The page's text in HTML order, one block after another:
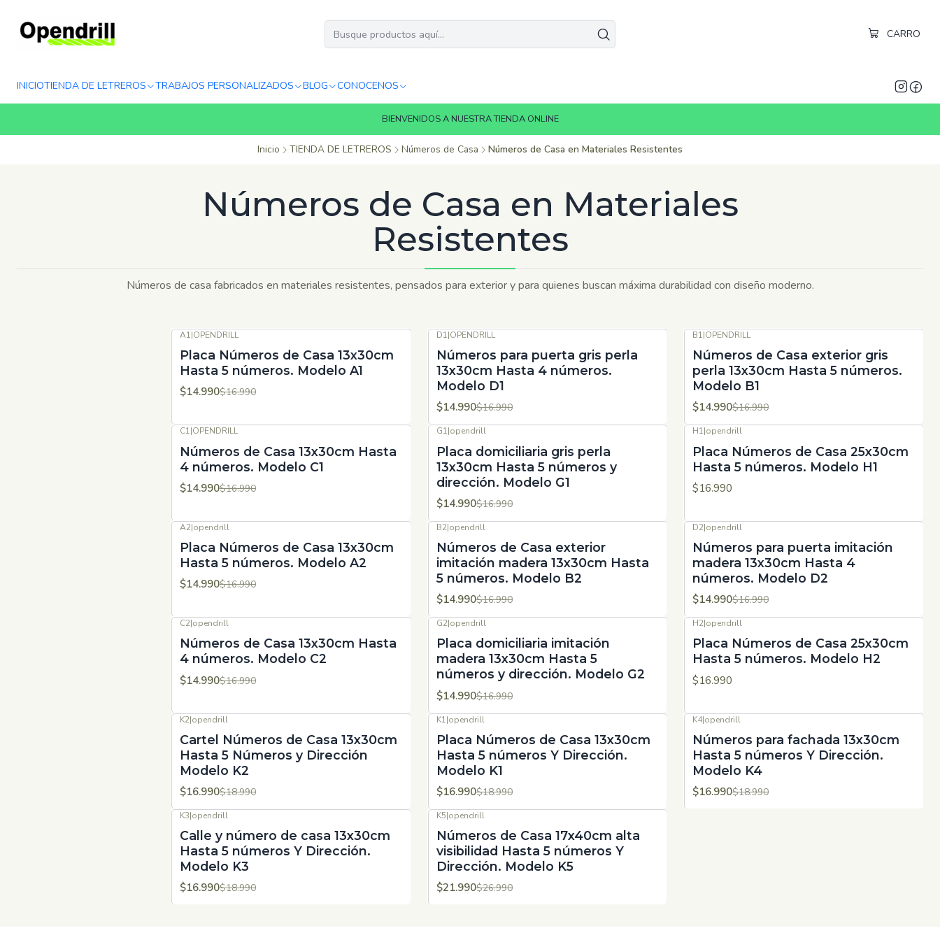
CARRO
INICIOTIENDA DE LETREROS TRABAJOS PERSONALIZADOS BLOG CONOCENOS
BIENVENIDOS A NUESTRA TIENDA ONLINE
Inicio TIENDA DE LETREROS Números de Casa Números de Casa en Materiales Resistentes
Números de Casa en Materiales
Resistentes
Números de casa fabricados en materiales resistentes, pensados para exterior y para quienes buscan máxima durabilidad con diseño moderno.
A1|OPENDRILL
Placa Números de Casa 13x30cm
Hasta 5 números. Modelo A1
$14.990$16.990
D1|OPENDRILL
Números para puerta gris perla
13x30cm Hasta 4 números.
Modelo D1
$14.990$16.990
B1|OPENDRILL
Números de Casa exterior gris
perla 13x30cm Hasta 5 números.
Modelo B1
$14.990$16.990
C1|OPENDRILL
Números de Casa 13x30cm Hasta
4 números. Modelo C1
$14.990$16.990
G1|opendrill
Placa domiciliaria gris perla
13x30cm Hasta 5 números y
dirección. Modelo G1
$14.990$16.990
H1|opendrill
Placa Números de Casa 25x30cm
Hasta 5 números. Modelo H1
$16.990
A2|opendrill
Placa Números de Casa 13x30cm
Hasta 5 números. Modelo A2
$14.990$16.990
B2|opendrill
Números de Casa exterior
imitación madera 13x30cm Hasta
5 números. Modelo B2
$14.990$16.990
D2|opendrill
Números para puerta imitación
madera 13x30cm Hasta 4
números. Modelo D2
$14.990$16.990
C2|opendrill
Números de Casa 13x30cm Hasta
4 números. Modelo C2
$14.990$16.990
G2|opendrill
Placa domiciliaria imitación
madera 13x30cm Hasta 5
números y dirección. Modelo G2
$14.990$16.990
H2|opendrill
Placa Números de Casa 25x30cm
Hasta 5 números. Modelo H2
$16.990
K2|opendrill
Cartel Números de Casa 13x30cm
Hasta 5 Números y Dirección
Modelo K2
$16.990$18.990
K1|opendrill
Placa Números de Casa 13x30cm
Hasta 5 números Y Dirección.
Modelo K1
$16.990$18.990
K4|opendrill
Números para fachada 13x30cm
Hasta 5 números Y Dirección.
Modelo K4
$16.990$18.990
K3|opendrill
Calle y número de casa 13x30cm
Hasta 5 números Y Dirección.
Modelo K3
$16.990$18.990
K5|opendrill
Números de Casa 17x40cm alta
visibilidad Hasta 5 números Y
Dirección. Modelo K5
$21.990$26.990